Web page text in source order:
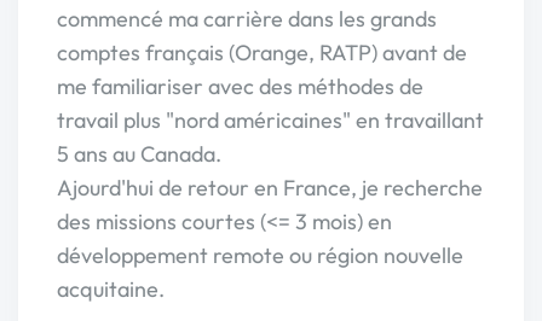
commencé ma carrière dans les grands
comptes français (Orange, RATP) avant de
me familiariser avec des méthodes de
travail plus "nord américaines" en travaillant
5 ans au Canada.
Ajourd'hui de retour en France, je recherche
des missions courtes (<= 3 mois) en
développement remote ou région nouvelle
acquitaine.